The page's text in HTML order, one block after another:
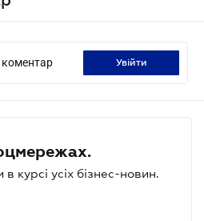
коментар увійти
курсі усіх бізнес-новин.